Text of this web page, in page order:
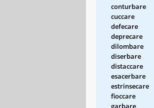
conturbare
cuccare
defecare
deprecare
dilombare
diserbare
distaccare
esacerbare
estrinsecare
fioccare
garbare